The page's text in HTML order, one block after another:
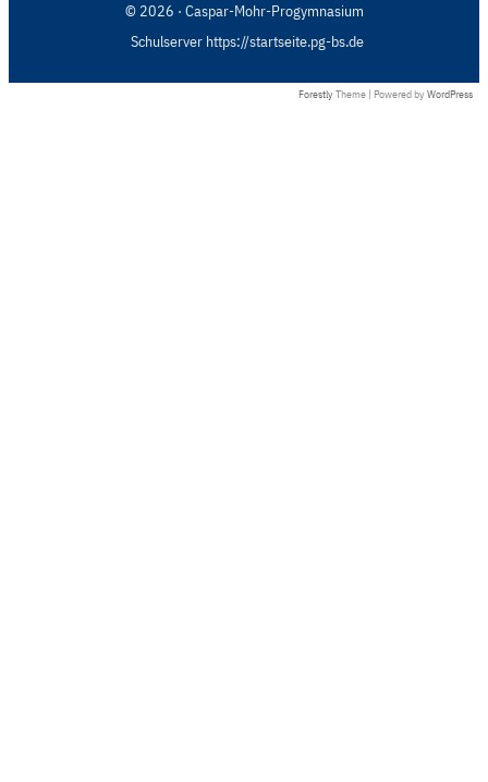
© 2026 · Caspar-Mohr-Progymnasium
Schulserver https://startseite.pg-bs.de
Forestly Theme | Powered by WordPress